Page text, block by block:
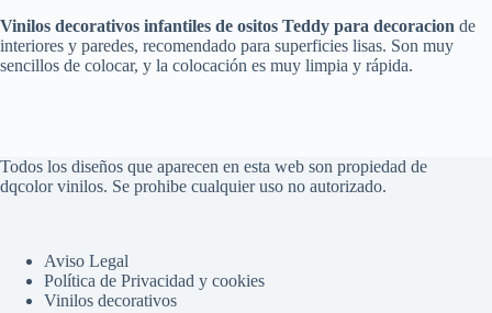
Vinilos decorativos infantiles de ositos Teddy para decoracion de
interiores y paredes, recomendado para superficies lisas. Son muy
sencillos de colocar, y la colocación es muy limpia y rápida.
Todos los diseños que aparecen en esta web son propiedad de
dqcolor vinilos. Se prohibe cualquier uso no autorizado.
Aviso Legal
Política de Privacidad y cookies
Vinilos decorativos